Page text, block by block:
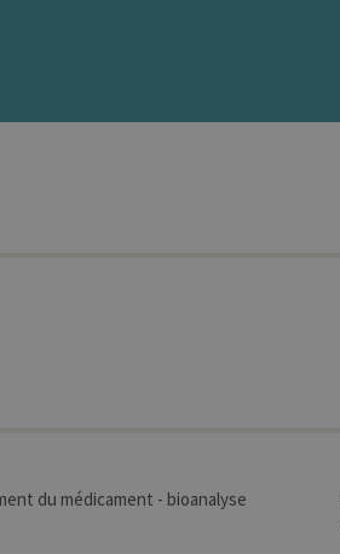
du médicament - bioanalyse